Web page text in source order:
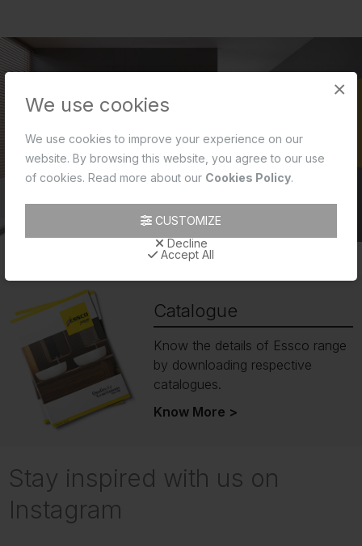
×
We use cookies
We use cookies to improve your experience on our
website. By browsing this website, you agree to our use
of cookies. Read more about our Cookies Policy.
CUSTOMIZE
Decline
Accept All
Catalogue
Know the details of Essco range
by downloading respective
catalogues.
Know More >
Stay inspired with us on
Instagram